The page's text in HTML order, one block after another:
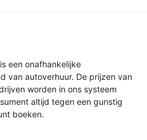
een onafhankelijke
van autoverhuur. De prijzen van
worden in ons systeem
altijd tegen een gunstig
boeken.